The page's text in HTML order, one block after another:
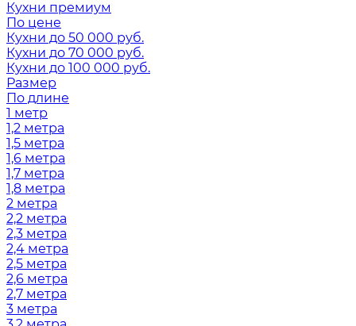
Кухни премиум
По цене
Кухни до 50 000 руб.
Кухни до 70 000 руб.
Кухни до 100 000 руб.
Размер
По длине
1 метр
1,2 метра
1,5 метра
1,6 метра
1,7 метра
1,8 метра
2 метра
2,2 метра
2,3 метра
2,4 метра
2,5 метра
2,6 метра
2,7 метра
3 метра